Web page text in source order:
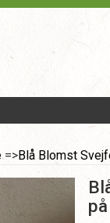
=>Blå Blomst